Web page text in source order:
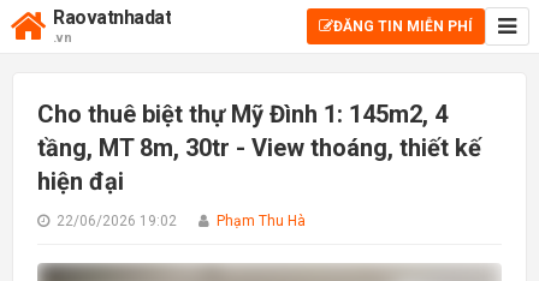
Raovatnhadat
.vn
ĐĂNG TIN MIỄN PHÍ
Cho thuê biệt thự Mỹ Đình 1: 145m2, 4
tầng, MT 8m, 30tr - View thoáng, thiết kế
hiện đại
22/06/2026 19:02 Phạm Thu Hà